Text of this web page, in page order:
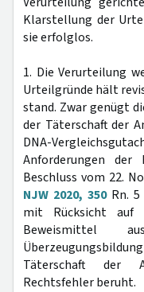
Klarstellung der
sie erfolglos.
1. Die Verurteilung
Urteilgründe hält
stand. Zwar genügt
der Täterschaft der
DNA-
Anforderungen der
Beschluss vom 22.
NJW 2020, 350Rn. 5
mit Rücksicht auf
Beweismittel
Täterschaft der
Rechtsfehler beruht.